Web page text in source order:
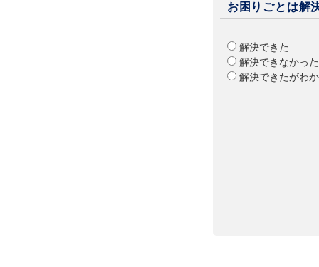
お困りごとは解
解決できた
解決できなかった
解決できたがわ